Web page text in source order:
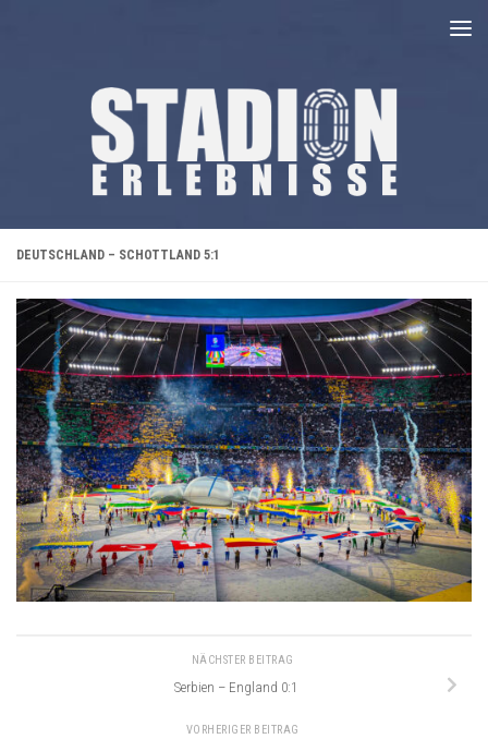
DEUTSCHLAND – SCHOTTLAND 5:1
NÄCHSTER BEITRAG
Serbien – England 0:1
VORHERIGER BEITRAG